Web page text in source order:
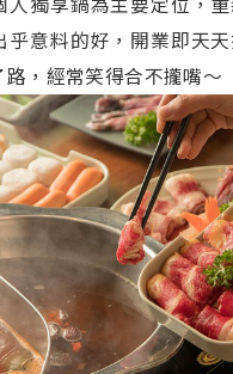
乎意料的好，開業即天
，經常笑得合不攏嘴～